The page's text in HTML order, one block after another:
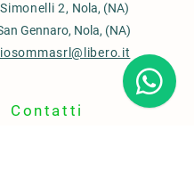
2, Nola, (NA)
Gennaro, Nola, (NA)
Contatti